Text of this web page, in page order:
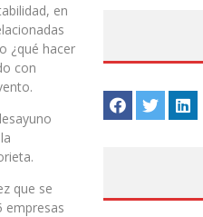
en
¿qué hacer
con
que se
empresas